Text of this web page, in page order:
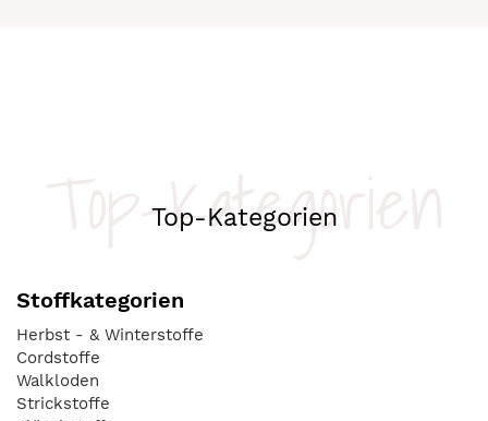
Top-Kategorien
Top-Kategorien
Stoffkategorien
Herbst - & Winterstoffe
Cordstoffe
Walkloden
Strickstoffe